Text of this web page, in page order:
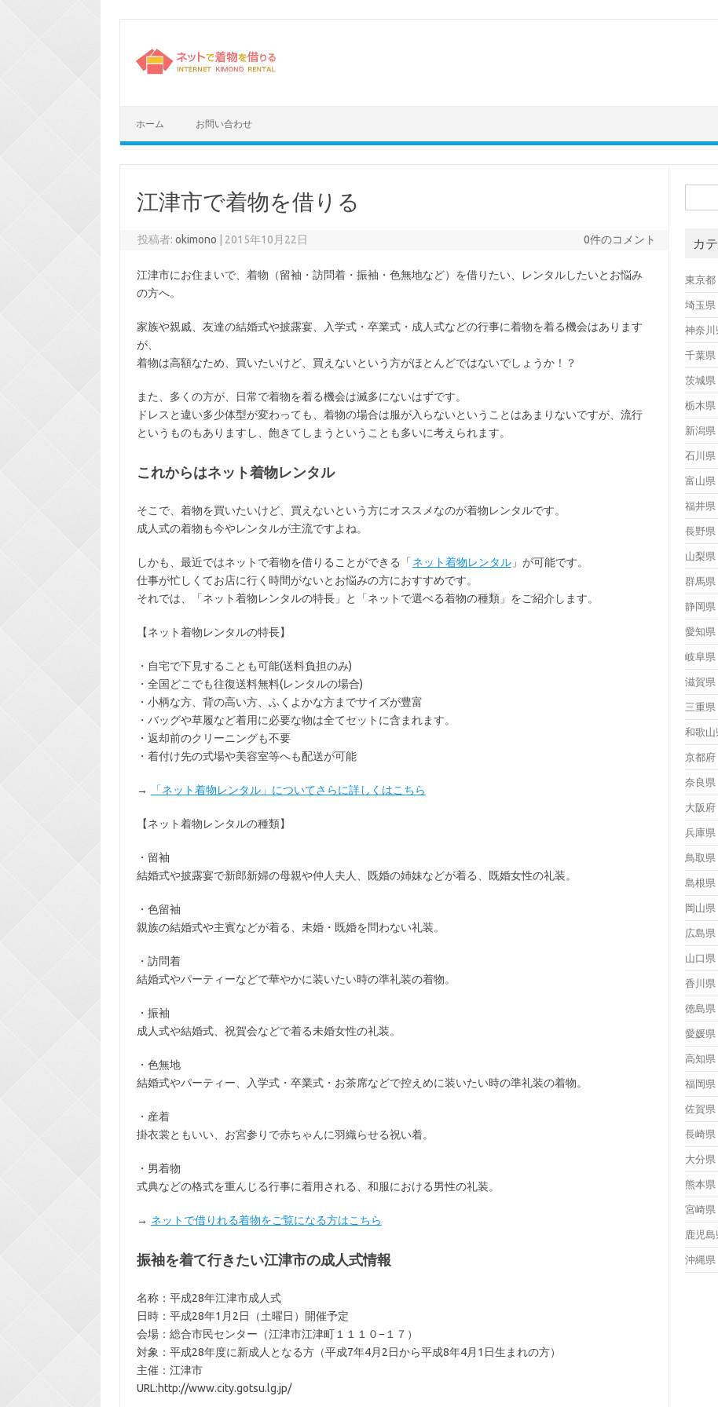
ホーム お問い合わせ
江津市で着物を借りる
投稿者:okimono 2015年10月22日 0件のコメント
江津市にお住まいで、着物（留袖・訪問着・振袖・色無地など）を借りたい、レンタルしたいとお悩み
の方へ。
家族や親戚、友達の結婚式や披露宴、入学式・卒業式・成人式などの行事に着物を着る機会はあります
が、
着物は高額なため、買いたいけど、買えないという方がほとんどではないでしょうか！？
また、多くの方が、日常で着物を着る機会は滅多にないはずです。
ドレスと違い多少体型が変わっても、着物の場合は服が入らないということはあまりないですが、流行
というものもありますし、飽きてしまうということも多いに考えられます。
これからはネット着物レンタル
そこで、着物を買いたいけど、買えないという方にオススメなのが着物レンタルです。
成人式の着物も今やレンタルが主流ですよね。
しかも、最近ではネットで着物を借りることができる「 ネット着物レンタル」が可能です。
仕事が忙しくてお店に行く時間がないとお悩みの方におすすめです。
それでは、「ネット着物レンタルの特長」と「ネットで選べる着物の種類」をご紹介します。
【ネット着物レンタルの特長】
・ 自宅で下見することも可能(送料負担のみ)
・全国どこでも往復送料無料(レンタルの場合)
・小柄な方、背の高い方、ふくよかな方までサイズが豊富
・バッグや草履など着用に必要な物は全てセット に含まれます。
・返却前のクリーニングも不要
・着付け先の式場や美容室等へも配送が可能
→ 「ネット着物レンタル」についてさらに詳しくはこちら
【ネット着物レンタルの種類】
・留袖
結婚式や披露宴で新郎新婦の母親や仲人夫人、既婚の姉妹などが着る、既婚女性の礼装。
・色留袖
親族の結婚式や主賓などが着る、未婚・既婚を問わない礼装。
・訪問着
結婚式やパーティーなどで華やかに装いたい時の準礼装の着物。
・振袖
成人式や結婚式、祝賀会などで着る未婚女性の礼装。
・色無地
結婚式やパーティー、入学式・卒業式・お茶席などで控えめに装いたい時の準礼装の着物。
・産着
掛衣裳ともいい、お宮参りで赤ちゃんに羽織らせる祝い着。
・男着物
式典などの格式を重んじる行事に着用される、和服における男性の礼装。
→ ネットで借りれる着物をご覧になる方はこちら
振袖を着て行きたい江津市の成人式情報
名称：平成28年江津市成人式
日時：平成28年1月2日（土曜日）開催予定
会場：総合市民センター（江津市江津町１１１０−１７）
対象：平成28年度に新成人となる方（平成7年4月2日から平成8年4月1日生まれの方）
主催：江津市
URL:http://www.city.gotsu.lg.jp/
索:
カ
東京都
埼玉県
神奈川
千葉県
茨城県
栃木県
新潟県
石川県
富山県
福井県
長野県
山梨県
群馬県
静岡県
愛知県
岐阜県
滋賀県
三重県
和歌山
京都府
奈良県
大阪府
兵庫県
鳥取県
島根県
岡山県
広島県
山口県
香川県
徳島県
愛媛県
高知県
福岡県
佐賀県
長崎県
大分県
熊本県
宮崎県
鹿児島
沖縄県